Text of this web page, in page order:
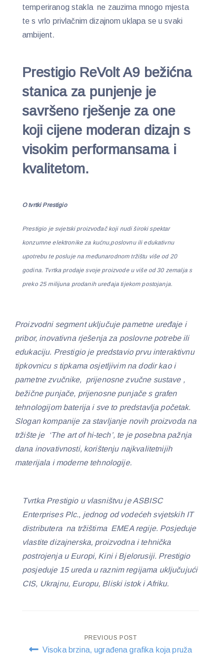
temperiranog stakla ne zauzima mnogo mjesta
te s vrlo privlačnim dizajnom uklapa se u svaki
ambijent.
Prestigio ReVolt A9 bežićna
stanica za punjenje je
savršeno rješenje za one
koji cijene moderan dizajn s
visokim performansama i
kvalitetom.
O tvrtki Prestigio
Prestigio je svjetski proizvođač koji nudi široki spektar
konzumne elektronike za kućnu,poslovnu ili edukativnu
upotrebu te posluje na međunarodnom tržištu više od 20
godina. Tvrtka prodaje svoje proizvode u više od 30 zemalja s
preko 25 milijuna prodanih uređaja tijekom postojanja.
Proizvodni segment uključuje pametne uređaje i
pribor, inovativna rješenja za poslovne potrebe ili
edukaciju. Prestigio je predstavio prvu interaktivnu
tipkovnicu s tipkama osjetljivim na dodir kao i
pametne zvučnike, prijenosne zvučne sustave ,
bežične punjače, prijenosne punjače s grafen
tehnologijom baterija i sve to predstavlja početak.
Slogan kompanije za stavljanje novih proizvoda na
tržište je ‘The art of hi-tech’, te je posebna pažnja
dana inovativnosti, korištenju najkvalitetnijih
materijala i moderne tehnologije.
Tvrtka Prestigio u vlasništvu je ASBISC
Enterprises Plc., jednog od vodećeh svjetskih IT
distributera na tržištima EMEA regije. Posjeduje
vlastite dizajnerska, proizvodna i tehnička
postrojenja u Europi, Kini i Bjelorusiji. Prestigio
posjeduje 15 ureda u raznim regijama uključujući
CIS, Ukrajnu, Europu, Bliski istok i Afriku.
Post
PREVIOUS POST
Visoka brzina, ugrađena grafika koja pruža